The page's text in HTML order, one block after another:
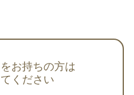
お持ちの方は
ください